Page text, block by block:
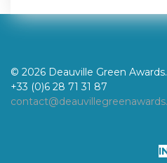
© 2026 Deauville Green Awards.
+33 (0)6 28 71 31 87